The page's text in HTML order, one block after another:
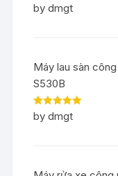
Rated5out
of 5
by dmgt
Máy lau sàn
S530B
Rated5out
of 5
by dmgt